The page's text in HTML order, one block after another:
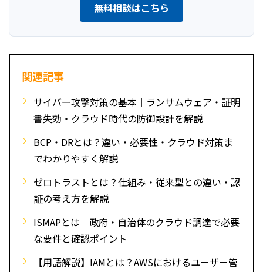
無料相談はこちら
関連記事
サイバー攻撃対策の基本｜ランサムウェア・証明
書失効・クラウド時代の防御設計を解説
BCP・DRとは？違い・必要性・クラウド対策ま
でわかりやすく解説
ゼロトラストとは？仕組み・従来型との違い・認
証の考え方を解説
ISMAPとは｜政府・自治体のクラウド調達で必要
な要件と確認ポイント
【用語解説】IAMとは？AWSにおけるユーザー管